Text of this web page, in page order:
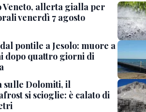
Veneto, allerta gialla per
venerdì 7 agosto
pontile a Jesolo: muore a
dopo quattro giorni di
sulle Dolomiti, il
si scioglie: è calato di